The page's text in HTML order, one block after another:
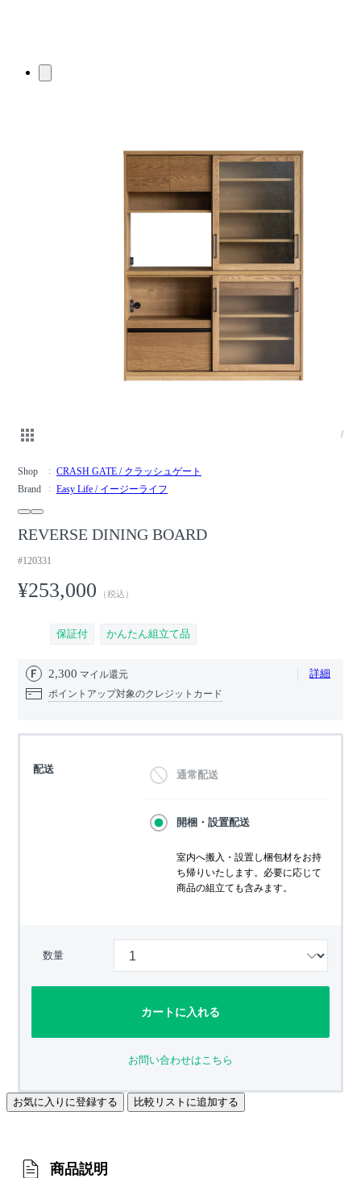
/
Shop
CRASH GATE / クラッシュゲート
Brand
Easy Life / イージーライフ
REVERSE DINING BOARD
#120331
¥253,000 （税込）
保証付 かんたん組立て品
2,300 マイル還元 詳細
ポイントアップ対象のクレジットカード
配送 通常配送
開梱・設置配送
室内へ搬入・設置し梱包材をお持
ち帰りいたします。必要に応じて
商品の組立ても含みます。
数量
カートに入れる
お問い合わせはこちら
お気に入りに登録する 比較リストに追加する
商品説明